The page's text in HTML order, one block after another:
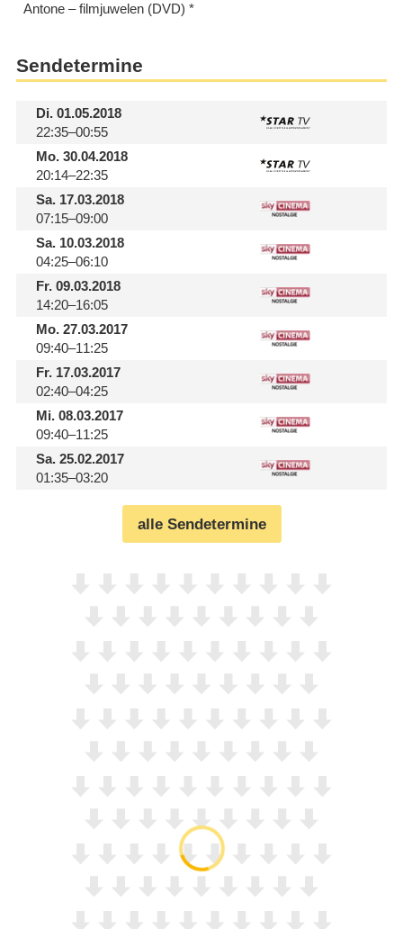
Antone – filmjuwelen (DVD)
Sendetermine
Di.01.05.2018
22:35–00:55
Mo.30.04.2018
20:14–22:35
Sa.17.03.2018
07:15–09:00
Sa.10.03.2018
04:25–06:10
Fr.09.03.2018
14:20–16:05
Mo.27.03.2017
09:40–11:25
Fr.17.03.2017
02:40–04:25
Mi.08.03.2017
09:40–11:25
Sa.25.02.2017
01:35–03:20
alle Sendetermine